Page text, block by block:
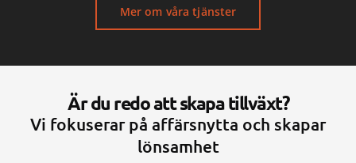
Mer om våra tjänster
Är du redo att skapa tillväxt?
Vi fokuserar på affärsnytta och skapar
lönsamhet